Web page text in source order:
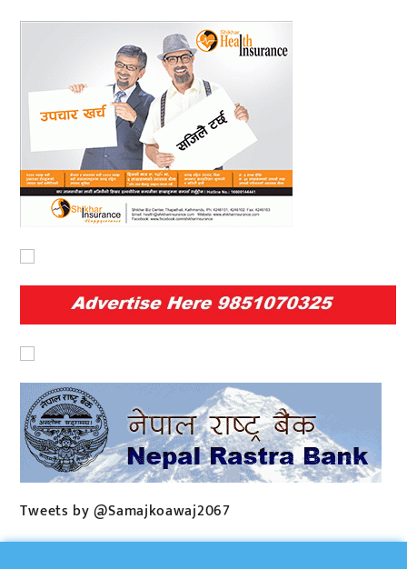
Tweets by @Samajkoawaj2067